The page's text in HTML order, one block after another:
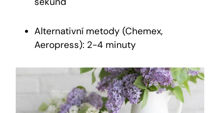
Alternativní metody (Chemex,
Aeropress): 2-4 minuty